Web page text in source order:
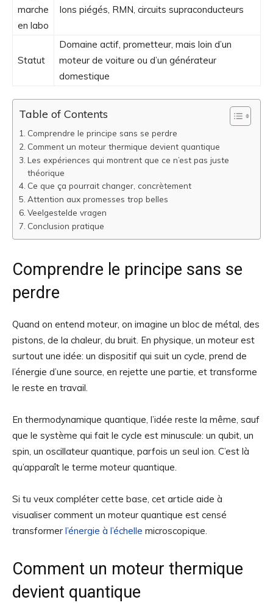
marche
en labo
Ions piégés, RMN, circuits supraconducteurs
Statut
Domaine actif, prometteur, mais loin d’un
moteur de voiture ou d’un générateur
domestique
Table of Contents
Comprendre le principe sans se perdre
Comment un moteur thermique devient quantique
Les expériences qui montrent que ce n’est pas juste
théorique
Ce que ça pourrait changer, concrètement
Attention aux promesses trop belles
Veelgestelde vragen
Conclusion pratique
Comprendre le principe sans se
perdre
Quand on entend moteur, on imagine un bloc de métal, des
pistons, de la chaleur, du bruit. En physique, un moteur est
surtout une idée: un dispositif qui suit un cycle, prend de
l’énergie d’une source, en rejette une partie, et transforme
le reste en travail.
En thermodynamique quantique, l’idée reste la même, sauf
que le système qui fait le cycle est minuscule: un qubit, un
spin, un oscillateur quantique, parfois un seul ion. C’est là
qu’apparaît le terme moteur quantique.
Si tu veux compléter cette base, cet article aide à
visualiser comment un moteur quantique est censé
transformer l’énergie à l’échelle microscopique.
Comment un moteur thermique
devient quantique